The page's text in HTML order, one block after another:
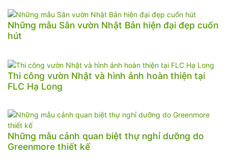
Những mẫu Sân vườn Nhật Bản hiện đại đẹp cuốn
hút
Thi công vườn Nhật và hình ảnh hoàn thiện tại
FLC Hạ Long
Những mẫu cảnh quan biệt thự nghỉ dưỡng do
Greenmore thiết kế